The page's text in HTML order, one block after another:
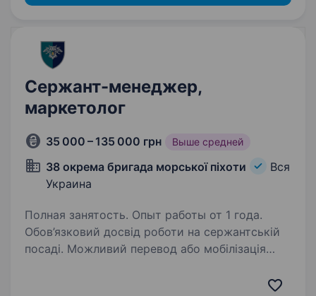
Сержант-менеджер,
маркетолог
35 000 – 135 000 грн Выше средней
38 окрема бригада морської піхоти
Вся
Украина
Полная занятость. Опыт работы от 1 года.
Обов’язковий досвід роботи на сержантській
посаді. Можливий перевод або мобілізація